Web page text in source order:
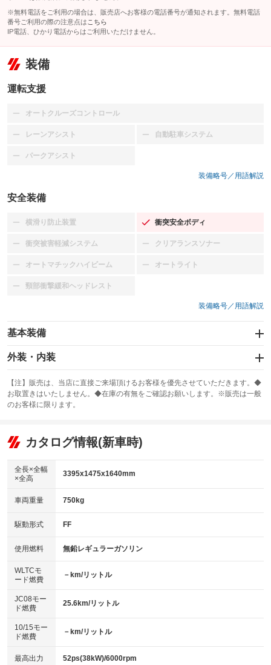
※無料電話をご利用の場合は、販売店へお客様の電話番号が通知されます。無料電話
番号ご利用の際の注意点は こちら
IP電話、ひかり電話からはご利用いただけません。
装備
運転支援
オートクルーズコントロール
：装備なし
レーンアシスト
：装備なし 自動駐車システム
：装備なし
パークアシスト
：装備なし
装備略号／用語解説
安全装備
横滑り防止装置
：装備なし 衝突安全ボディ
：装備あり
衝突被害軽減システム
：装備なし クリアランスソナー
：装備なし
オートマチックハイビーム
：装備なし オートライト
：装備なし
頸部衝撃緩和ヘッドレスト
：装備なし
装備略号／用語解説
基本装備
エアバッグ：運転席/助手席
：装備あり
：装備なし
サンルーフ
：装備なし ABS
リフトアップ
：装備なし
：装備なし
パワーウィンドウ
アイドリングストップ
：装備あり
USB入力端子
：装備なし
100V電源
：装備なし
センターデフロック
：装備なし
電動格納ミラー
：装備あり
外装・内装
カーナビ
：装備なし
TV
：装備なし
ビジュアル
：装備なし
：装備あり
革シート
キーレス
HID(キセノンライト)
：装備なし
バックカメラ
：装備なし
エアロ
：装備なし
：装備なし
パワーシート
ベンチシート
：装備あり
チップアップシート
：装備なし
【注】販売は、当店に直接ご来場頂けるお客様を優先させていただきます。◆
お取置きはいたしません。◆在庫の有無をご確認お願いします。※販売は一般
のお客様に限ります。
カタログ情報(新車時)
全長×全幅
×全高
3395x1475x1640mm
車両重量 750kg
駆動形式 FF
使用燃料 無鉛レギュラーガソリン
WLTCモ
ード燃費
－km/リットル
JC08モー
ド燃費
25.6km/リットル
10/15モー
ド燃費
－km/リットル
最高出力 52ps(38kW)/6000rpm